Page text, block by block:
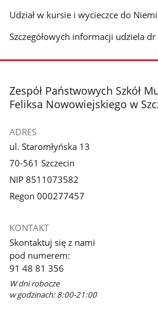
Udział w kursie i wycieczce do
Szczegółowych informacji udziela dr
stopka
Zespół Państwowych Szkół
Feliksa Nowowiejskiego w
ADRES
ul. Staromłyńska 13
70-561 Szczecin
NIP 8511073582
Regon 000277457
KONTAKT
Skontaktuj się z nami
pod numerem:
91 48 81 356
W dni robocze
w godzinach: 8:00-21:00